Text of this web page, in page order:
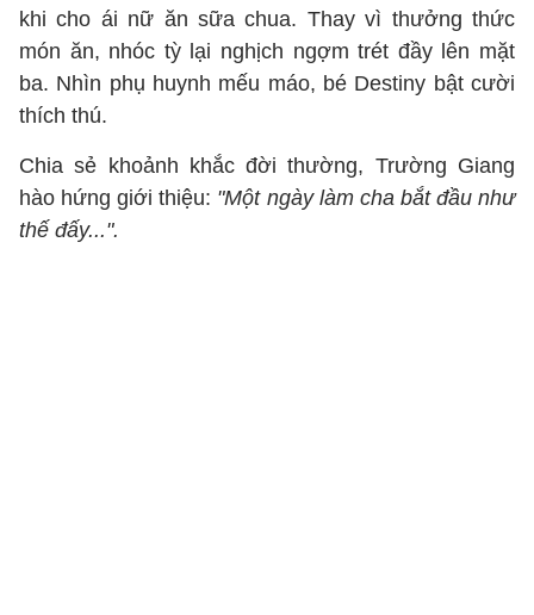
khi cho ái nữ ăn sữa chua. Thay vì thưởng thức
món ăn, nhóc tỳ lại nghịch ngợm trét đầy lên mặt
ba. Nhìn phụ huynh mếu máo, bé Destiny bật cười
thích thú.
Chia sẻ khoảnh khắc đời thường, Trường Giang
hào hứng giới thiệu: "Một ngày làm cha bắt đầu như
thế đấy...".